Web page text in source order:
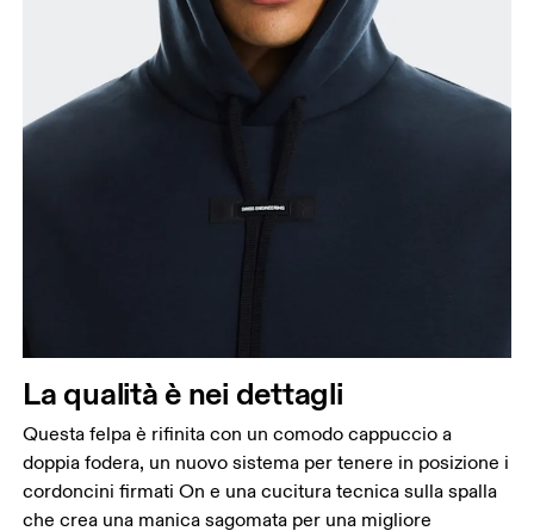
La qualità è nei dettagli
Questa felpa è rifinita con un comodo cappuccio a
doppia fodera, un nuovo sistema per tenere in posizione i
cordoncini firmati On e una cucitura tecnica sulla spalla
che crea una manica sagomata per una migliore